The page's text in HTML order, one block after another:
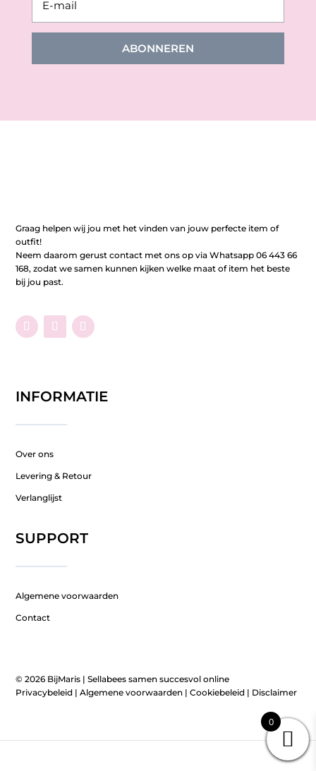
ABONNEREN
Graag helpen wij jou met het vinden van jouw perfecte item of
outfit!
Neem daarom gerust contact met ons op via Whatsapp 06 443 66
168, zodat we samen kunnen kijken welke maat of item het beste
bij jou past.
INFORMATIE
Over ons
Levering & Retour
Verlanglijst
SUPPORT
Algemene voorwaarden
Contact
© 2026 BijMaris |Sellabees samen succesvol online
Privacybeleid |Algemene voorwaarden |Cookiebeleid | Disclaimer
0